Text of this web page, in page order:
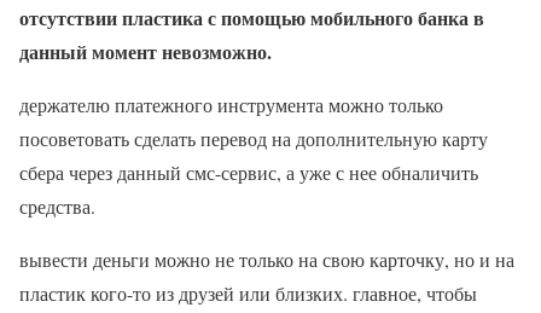
отсутствии пластика с помощью мобильного банка в
данный момент невозможно.
держателю платежного инструмента можно только
посоветовать сделать перевод на дополнительную карту
сбера через данный смс-сервис, а уже с нее обналичить
средства.
вывести деньги можно не только на свою карточку, но и на
пластик кого-то из друзей или близких. главное, чтобы